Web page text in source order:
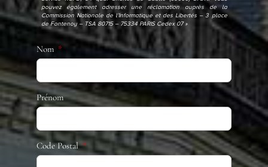
pouvez également adresser une réclamation auprès de la
Commission Nationale de l’Informatique et des Libertés – 3 place
de Fontenoy – TSA 80715 – 75334 PARIS Cedex 07 »
Nom
Prénom
Code Postal